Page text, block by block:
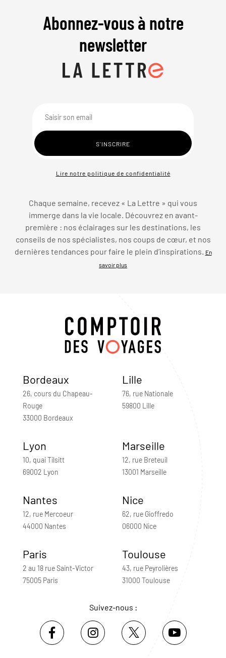
Abonnez-vous à notre
newsletter
Lire notre politique de confidentialité
Chaque semaine, recevez « La Lettre » qui vous
immerge dans la vie locale. Découvrez en avant-
première : nos éclairages sur les destinations, les
conseils de nos spécialistes, nos coups de cœur, et nos
dernières tendances pour faire le plein d’inspirations. En
savoir plus
Bordeaux
26, cours du Chapeau-
Rouge
33000 Bordeaux
Lille
76, rue Nationale
59800 Lille
Lyon
10, quai Tilsitt
69002 Lyon
Marseille
12, rue Breteuil
13001 Marseille
Nantes
12, rue Mercoeur
44000 Nantes
Nice
62, rue Gioffredo
06000 Nice
Paris
2 au 18 rue Saint-Victor
75005 Paris
Toulouse
43, rue Peyrolières
31000 Toulouse
Suivez-nous :